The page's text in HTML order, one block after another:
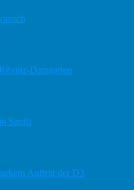
Damgarten
Sanitz
Auftritt der D3